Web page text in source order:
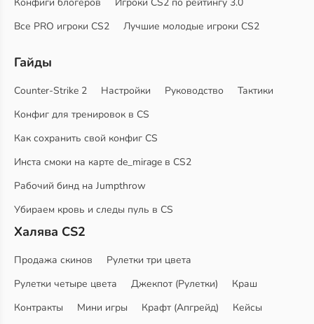
Все PRO игроки CS2
Лучшие молодые игроки CS2
Гайды
Counter-Strike 2 Настройки Руководство
Тактики
Конфиг для тренировок в CS
Как сохранить свой конфиг CS
Инста смоки на карте de_mirage в CS2
Рабочий бинд на Jumpthrow
Убираем кровь и следы пуль в CS
Халява CS2
Продажа скинов
Рулетки три цвета
Рулетки четыре цвета
Джекпот (Рулетки)
Краш
Контракты
Мини игры Крафт (Апгрейд)
Кейсы